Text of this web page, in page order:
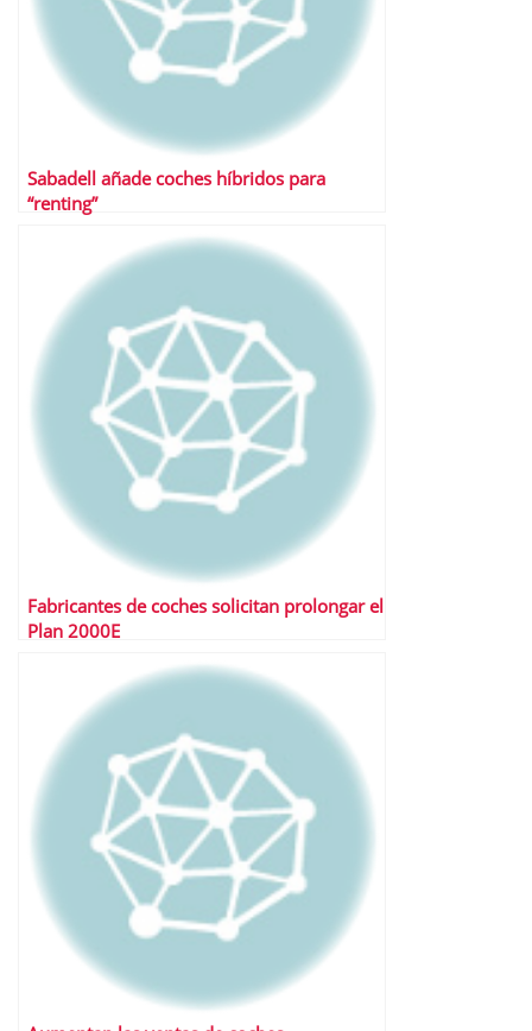
Sabadell añade coches híbridos para
“renting”
Fabricantes de coches solicitan prolongar el
Plan 2000E